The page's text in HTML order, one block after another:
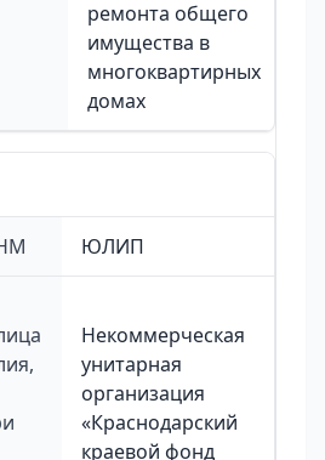
ремонта общего
имущества в
многоквартирных
домах
ЮЛИП
Некоммерческая
унитарная
организация
«Краснодарский
краевой фонд